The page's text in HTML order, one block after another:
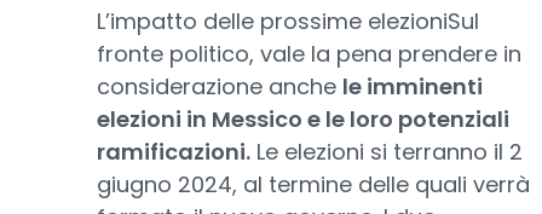
L’impatto delle prossime elezioniSul
fronte politico, vale la pena prendere in
considerazione anche le imminenti
elezioni in Messico e le loro potenziali
ramificazioni. Le elezioni si terranno il 2
giugno 2024, al termine delle quali verrà